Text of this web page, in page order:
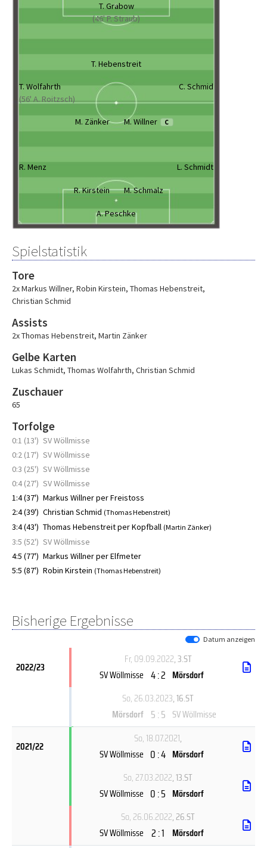
T. Grabow
(46' P. Straub)
T. Hebenstreit
T. Wolfahrth
(56' A. Roitzsch)
C. Schmid
M. Zänker M. Willner C
R. Menz L. Schmidt
R. Kirstein M. Schmalz
A. Peschke
Spielstatistik
Tore
2x Markus Willner, Robin Kirstein, Thomas Hebenstreit,
Christian Schmid
Assists
2x Thomas Hebenstreit, Martin Zänker
Gelbe Karten
Lukas Schmidt, Thomas Wolfahrth, Christian Schmid
Zuschauer
65
Torfolge
0:1 (13') SV Wöllmisse
0:2 (17') SV Wöllmisse
0:3 (25') SV Wöllmisse
0:4 (27') SV Wöllmisse
1:4 (37') Markus Willner per Freistoss
2:4 (39') Christian Schmid (Thomas Hebenstreit)
3:4 (43') Thomas Hebenstreit per Kopfball (Martin Zänker)
3:5 (52') SV Wöllmisse
4:5 (77') Markus Willner per Elfmeter
5:5 (87') Robin Kirstein (Thomas Hebenstreit)
Bisherige Ergebnisse
Datum anzeigen
2022/23
Fr, 09.09.2022, 3.ST
SV Wöllmisse 4 : 2 Mörsdorf
So, 26.03.2023, 16.ST
Mörsdorf 5 : 5 SV Wöllmisse
2021/22
So, 18.07.2021,
SV Wöllmisse 0 : 4 Mörsdorf
So, 27.03.2022, 13.ST
SV Wöllmisse 0 : 5 Mörsdorf
So, 26.06.2022, 26.ST
SV Wöllmisse 2 : 1 Mörsdorf